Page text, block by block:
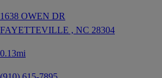
1638 OWEN DR
FAYETTEVILLE , NC 28304
0.13mi